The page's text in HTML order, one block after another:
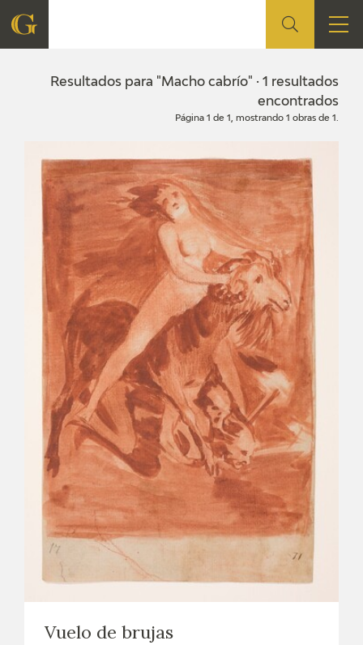
FUNDACIÓN
CENTRO DE INVESTIGACIÓN Y DOCUMENTACIÓN
ACCIÓN CORPORATIVA
CONTACTO
PROGRAMACIÓN
EXPOSICIONES
ACTIVIDADES
ACTUALIDAD
SALA DE PRENSA
BLOG CUADERNO ITALIANO
FRANCISCO DE GOYA
BIOGRAFÍA
Resultados para "Macho cabrío" · 1 resultados
encontrados
Página 1 de 1, mostrando 1 obras de 1.
Vuelo de brujas